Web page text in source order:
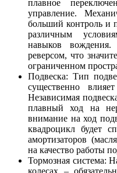
плавное
управление.
больший контроль и
различным
навыков
реверсом, что
ограниченном
Подвеска: Тип
существенно
Независимая
плавный ход на
внимание на ход
квадроцикл будет
амортизаторов
на качество работы
Тормозная система: